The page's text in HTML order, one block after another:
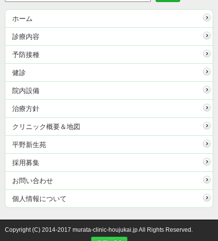
ホーム
診療内容
予防接種
健診
院内設備
治療方針
クリニック概要＆地図
平野新生苑
採用募集
お問い合わせ
個人情報について
Copyright (C) 2014-2017 murata-clinic-houjukai.jp All Rights Reserved.